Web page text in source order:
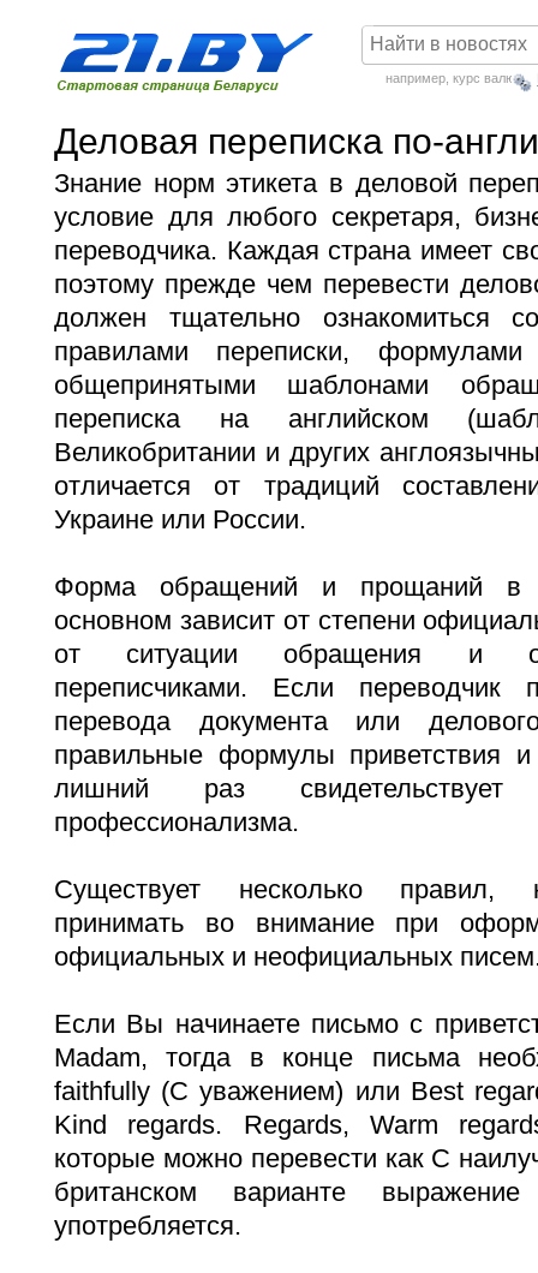
например, курс валют
Деловая переписка по-
Знание норм этикета в деловой
условие для любого секретаря,
переводчика. Каждая страна имеет
поэтому прежде чем перевести
должен тщательно ознакомиться
правилами переписки,
общепринятыми шаблонами
переписка на английском
Великобритании и других
отличается от традиций
Украине или России.
Форма обращений и прощаний в
основном зависит от степени
от ситуации обращения и
переписчиками. Если переводчик
перевода документа или
правильные формулы приветствия
лишний раз
профессионализма.
Существует несколько правил,
принимать во внимание при
официальных и неофициальных
Если Вы начинаете письмо с
Madam, тогда в конце письма
faithfully (С уважением) или Best
Kind regards. Regards, Warm
которые можно перевести как С
британском варианте
употребляется.